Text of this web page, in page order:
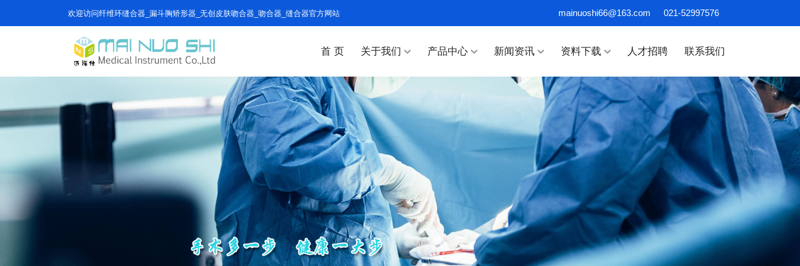
欢迎访问纤维环缝合器_漏斗胸矫形器_无创皮肤吻合器_吻合器_缝合器官方网站 mainuoshi66@163.com 021-52997576
首 页 关于我们 产品中心 新闻资讯 资料下载 人才招聘 联系我们